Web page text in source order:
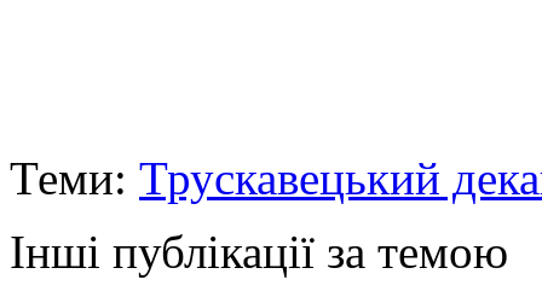
Теми: Трускавецький
Інші публікації за темою